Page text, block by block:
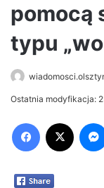
pomocą
typu
Ostatnia modyfikacja: